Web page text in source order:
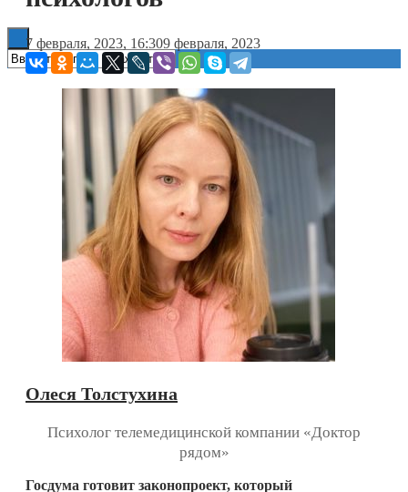
7 февраля, 2023, 16:309 февраля, 2023
Олеся Толстухина
Психолог телемедицинской компании «Доктор
рядом»
Госдума готовит законопроект, который